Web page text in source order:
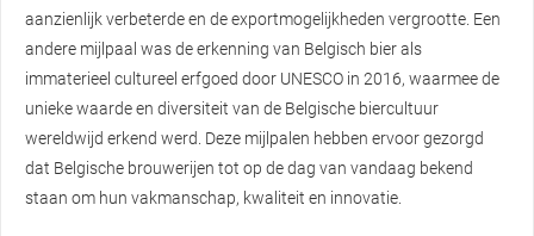
aanzienlijk verbeterde en de exportmogelijkheden vergrootte. Een
andere mijlpaal was de erkenning van Belgisch bier als
immaterieel cultureel erfgoed door UNESCO in 2016, waarmee de
unieke waarde en diversiteit van de Belgische biercultuur
wereldwijd erkend werd. Deze mijlpalen hebben ervoor gezorgd
dat Belgische brouwerijen tot op de dag van vandaag bekend
staan om hun vakmanschap, kwaliteit en innovatie.